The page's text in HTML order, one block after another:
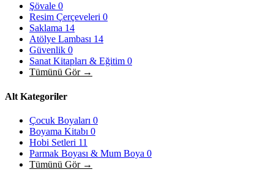
Şövale 0
Resim Çerçeveleri 0
Saklama 14
Atölye Lambası 14
Güvenlik 0
Sanat Kitapları & Eğitim 0
Tümünü Gör →
Alt Kategoriler
Çocuk Boyaları 0
Boyama Kitabı 0
Hobi Setleri 11
Parmak Boyası & Mum Boya 0
Tümünü Gör →